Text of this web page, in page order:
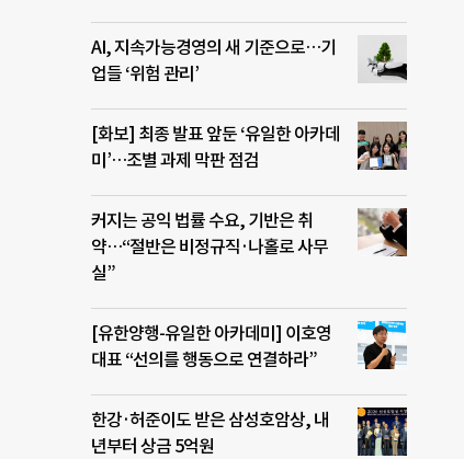
AI, 지속가능경영의 새 기준으로…기
업들 ‘위험 관리’
[화보] 최종 발표 앞둔 ‘유일한 아카데
미’…조별 과제 막판 점검
커지는 공익 법률 수요, 기반은 취
약…“절반은 비정규직·나홀로 사무
실”
[유한양행-유일한 아카데미] 이호영
대표 “선의를 행동으로 연결하라”
한강·허준이도 받은 삼성호암상, 내
년부터 상금 5억원